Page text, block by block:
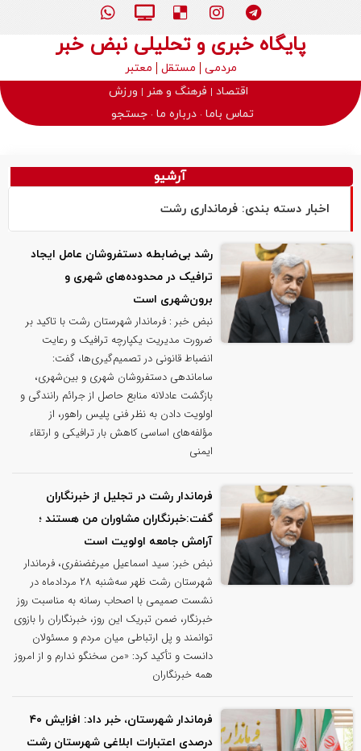
پایگاه خبری و تحلیلی نبض خبر
مردمی مستقل
معتبر
اقتصاد
فرهنگ و هنر
ورزش
تماس باما درباره ما جستجو
آرشیو
اخبار دسته بندی: فرمانداری رشت
رشد بی‌ضابطه دستفروشان عامل ایجاد
ترافیک در محدوده‌های شهری و
برون‌شهری است
نبض خبر : فرماندار شهرستان رشت با تاکید بر
ضرورت مدیریت یکپارچه ترافیک و رعایت
انضباط قانونی در تصمیم‌گیری‌ها، گفت:
ساماندهی دستفروشان شهری و بین‌شهری،
بازگشت عادلانه منابع حاصل از جرائم رانندگی و
اولویت دادن به نظر فنی پلیس راهور، از
مؤلفه‌های اساسی کاهش بار ترافیکی و ارتقاء
ایمنی
فرماندار رشت در تجلیل از خبرنگاران
گفت:خبرنگاران مشاوران من هستند ؛
آرامش جامعه اولویت است
نبض خبر: سید اسماعیل میرغضنفری، فرماندار
شهرستان رشت ظهر سه‌شنبه ۲۸ مردادماه در
نشست صمیمی با اصحاب رسانه به مناسبت روز
خبرنگار، ضمن تبریک این روز، خبرنگاران را بازوی
توانمند و پل ارتباطی میان مردم و مسئولان
دانست و تأکید کرد: «من سخنگو ندارم و از امروز
همه خبرنگاران
فرماندار شهرستان، خبر داد: افزایش ۴۰
درصدی اعتبارات ابلاغی شهرستان رشت